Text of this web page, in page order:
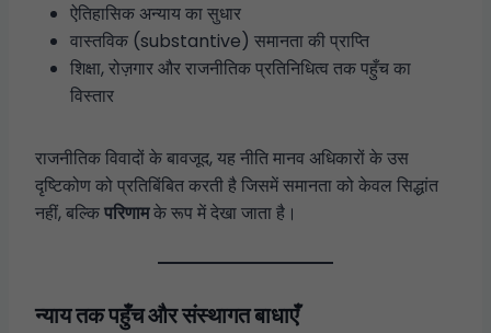
ऐतिहासिक अन्याय का सुधार
वास्तविक (substantive) समानता की प्राप्ति
शिक्षा, रोज़गार और राजनीतिक प्रतिनिधित्व तक पहुँच का
विस्तार
राजनीतिक विवादों के बावजूद, यह नीति मानव अधिकारों के उस
दृष्टिकोण को प्रतिबिंबित करती है जिसमें समानता को केवल सिद्धांत
नहीं, बल्किपरिणामके रूप में देखा जाता है।
न्याय तक पहुँच और संस्थागत बाधाएँ